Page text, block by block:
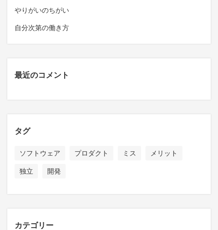
やりがいのちがい
自分次第の働き方
最近のコメント
タグ
ソフトウェア プロダクト ミス
メリット
独立
開発
カテゴリー